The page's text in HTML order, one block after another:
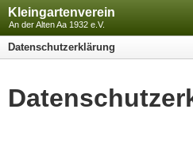
Kleingartenverein
An der Alten Aa 1932 e.V.
Datenschutzerklärung